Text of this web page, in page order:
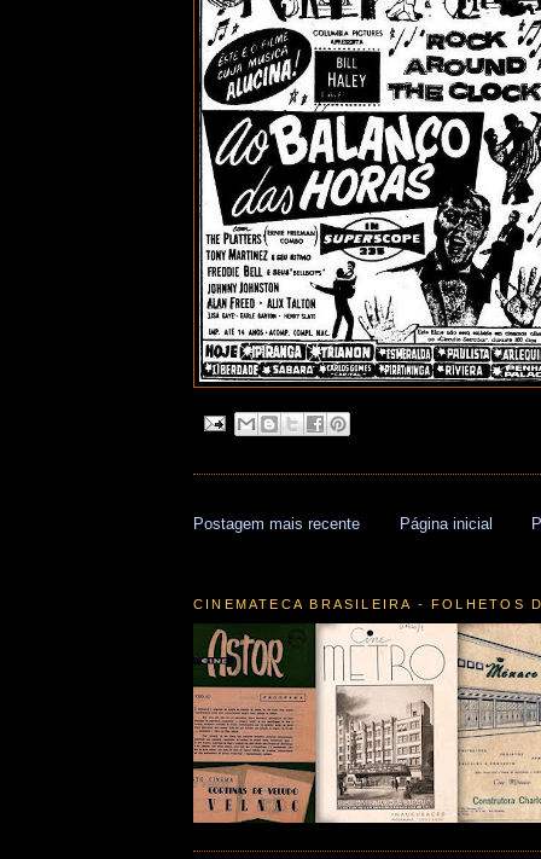
Postagem mais recente Página inicial
CINEMATECA BRASILEIRA - FOLHETOS